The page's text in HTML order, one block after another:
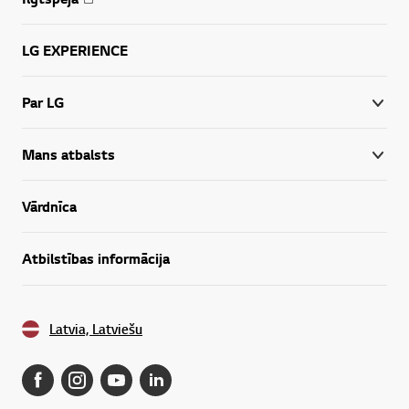
LG EXPERIENCE
Par LG
Mans atbalsts
Vārdnīca
Atbilstības informācija
Latvia, Latviešu